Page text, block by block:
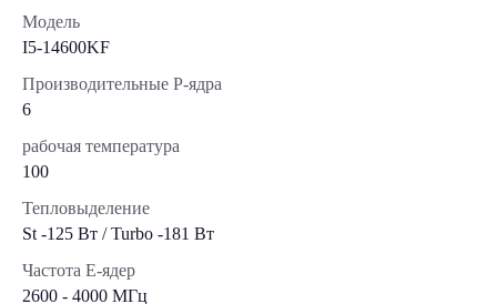
Модель
I5-14600KF
Производительные Р-ядра
6
рабочая температура
100
Тепловыделение
St -125 Вт / Turbo -181 Вт
Частота E-ядер
2600 - 4000 МГц